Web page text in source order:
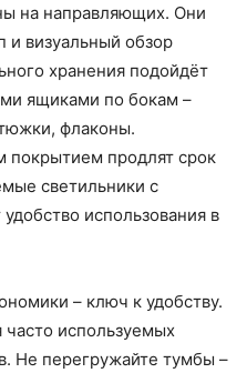
на направляющих. Они
и визуальный обзор
хранения подойдёт
ящиками по бокам –
флаконы.
покрытием продлят срок
светильники с
использования в
– ключ к удобству.
используемых
Не перегружайте тумбы –